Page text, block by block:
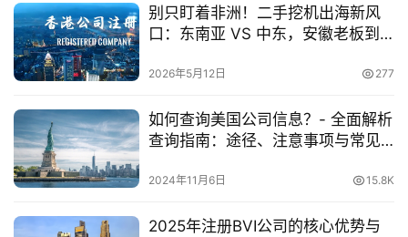
别只盯着非洲！二手挖机出海新风
口：东南亚 VS 中东，安徽老板到
2026年5月12日 277
如何查询美国公司信息？- 全面解析
查询指南：途径、注意事项与常见
2024年11月6日 15.8K
2025年注册BVI公司的核心优势与